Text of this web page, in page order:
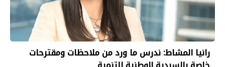
رانيا المشاط: ندرس ما ورد من ملاحظات ومقترحات